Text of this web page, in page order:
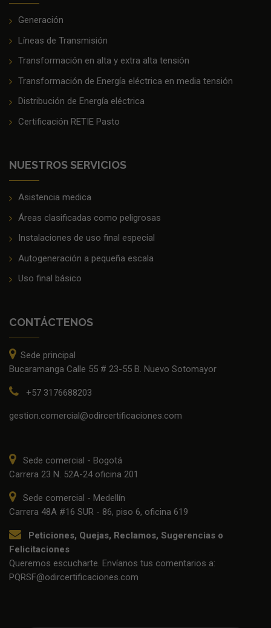
Generación
Líneas de Transmisión
Transformación en alta y extra alta tensión
Transformación de Energía eléctrica en media tensión
Distribución de Energía eléctrica
Certificación RETIE Pasto
NUESTROS SERVICIOS
Asistencia medica
Áreas clasificadas como peligrosas
Instalaciones de uso final especial
Autogeneración a pequeña escala
Uso final básico
CONTÁCTENOS
Sede principal
Bucaramanga Calle 55 # 23-55 B. Nuevo Sotomayor
+57 3176688203
gestion.comercial@odircertificaciones.com
Sede comercial - Bogotá
Carrera 23 N. 52A-24 oficina 201
Sede comercial - Medellín
Carrera 48A #16 SUR - 86, piso 6, oficina 619
Peticiones, Quejas, Reclamos, Sugerencias o
Felicitaciones
Queremos escucharte. Envíanos tus comentarios a:
PQRSF@odircertificaciones.com